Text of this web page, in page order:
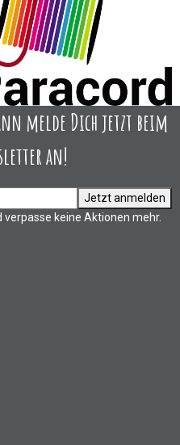
melde Dich jetzt beim
an!
Jetzt anmelden
keine Aktionen mehr.